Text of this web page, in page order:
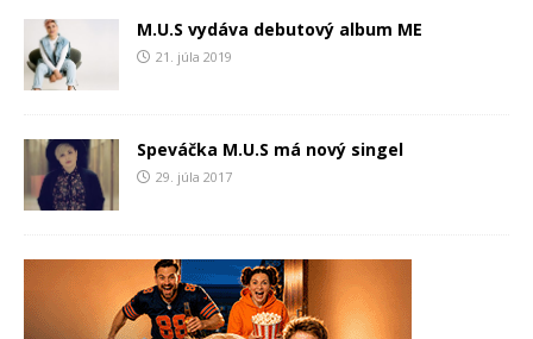
M.U.S vydáva debutový album ME
21. júla 2019
Speváčka M.U.S má nový singel
29. júla 2017